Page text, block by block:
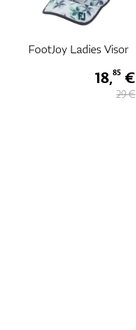
FootJoy Ladies Visor
18,85 €
29 €